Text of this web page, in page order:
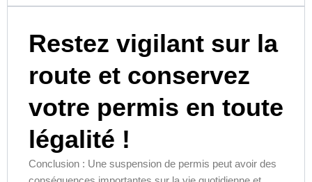
Restez vigilant sur la
route et conservez
votre permis en toute
légalité !
Conclusion : Une suspension de permis peut avoir des